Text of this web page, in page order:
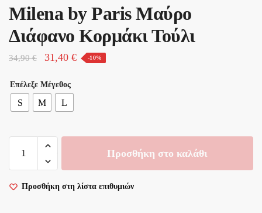
Milena by Paris Μαύρο
Διάφανο Κορμάκι Τούλι
34,90€
Original
was:
34,90 €.
31,40 €Η
-10%
Επέλεξε Μέγεθος
S M L
Paris
Μαύρο
Προσθήκη στο καλάθι
Προσθήκη στη λίστα επιθυμιών